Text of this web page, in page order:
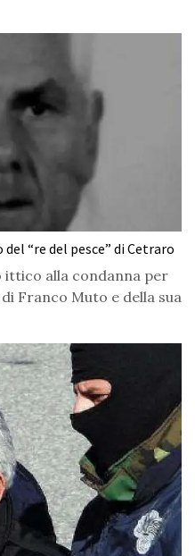
“re del pesce” di Cetraro
ittico alla condanna per
Franco Muto e della sua